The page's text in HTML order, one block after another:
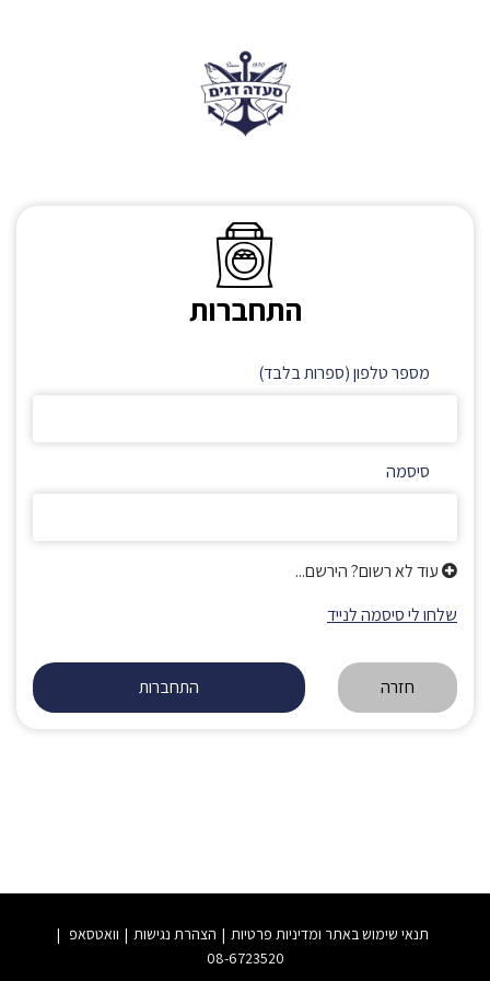
התחברות
מספר טלפון (ספרות בלבד)
סיסמה
עוד לא רשום? הירשם...
שלחו לי סיסמה לנייד
חזרה
תנאי שימוש באתר ומדיניות פרטיות הצהרת נגישות
וואטסאפ
08-6723520